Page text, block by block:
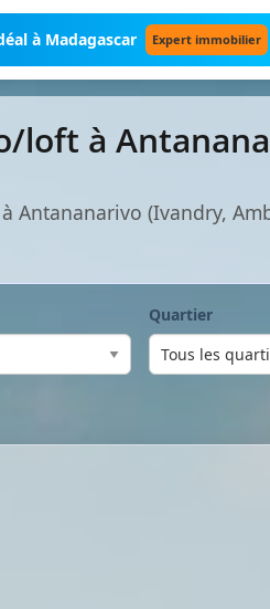
à Madagascar Expert immobilier
loft à
(Ivandry,
Quartier